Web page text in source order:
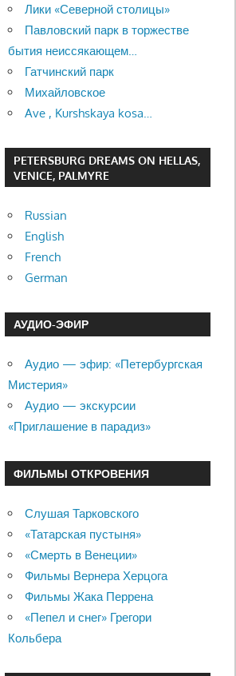
Лики «Северной столицы»
Павловский парк в торжестве
бытия неиссякающем…
Гатчинский парк
Михайловское
Ave , Kurshskaya kosa…
PETERSBURG DREAMS ON HELLAS,
VENICE, PALMYRE
Russian
English
French
German
АУДИО-ЭФИР
Аудио — эфир: «Петербургская
Мистерия»
Аудио — экскурсии
«Приглашение в парадиз»
ФИЛЬМЫ ОТКРОВЕНИЯ
Слушая Тарковского
«Татарская пустыня»
«Смерть в Венеции»
Фильмы Вернера Херцога
Фильмы Жака Перрена
«Пепел и снег» Грегори
Кольбера